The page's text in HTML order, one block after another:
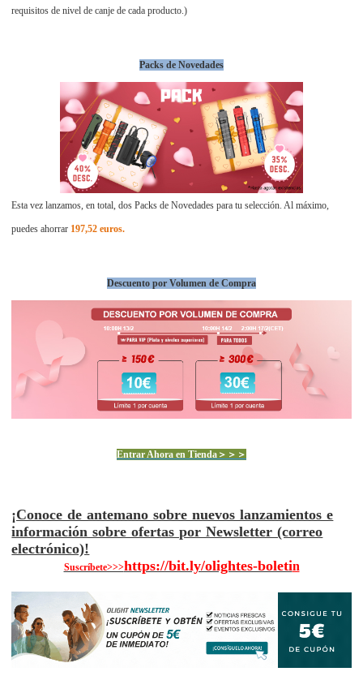
requisitos de nivel de canje de cada producto.)
Packs de Novedades
Esta vez lanzamos, en total, dos Packs de Novedades para tu selección. Al máximo,
puedes ahorrar 197,52 euros.
Descuento por Volumen de Compra
Entrar Ahora en Tienda＞＞＞
¡Conoce de antemano sobre nuevos lanzamientos e
información sobre ofertas por Newsletter (correo
electrónico)!
Suscríbete>>>https://bit.ly/olightes-boletin